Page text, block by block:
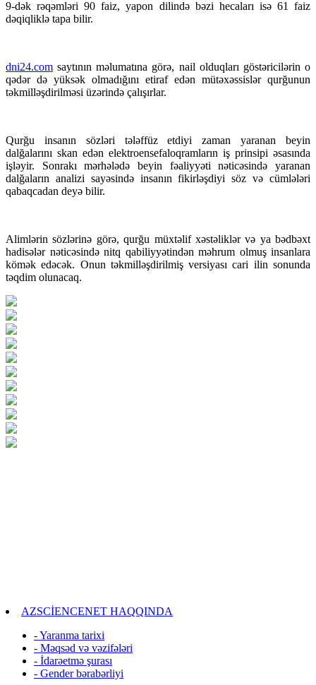
9-dək rəqəmləri 90 faiz, yapon dilində bəzi hecaları isə 61 faiz
dəqiqliklə tapa bilir.
dni24.com saytının məlumatına görə, nail olduqları göstəricilərin o
qədər də yüksək olmadığını etiraf edən mütəxəssislər qurğunun
təkmilləşdirilməsi üzərində çalışırlar.
Qurğu insanın sözləri tələffüz etdiyi zaman yaranan beyin
dalğalarını skan edən elektroensefaloqramların iş prinsipi əsasında
işləyir. Sonrakı mərhələdə beyin fəaliyyəti nəticəsində yaranan
dalğaların analizi sayəsində insanın fikirləşdiyi söz və cümlələri
qabaqcadan deyə bilir.
Alimlərin sözlərinə görə, qurğu müxtəlif xəstəliklər və ya bədbəxt
hadisələr nəticəsində nitq qabiliyyətindən məhrum olmuş insanlara
kömək edəcək. Onun təkmilləşdirilmiş versiyası cari ilin sonunda
təqdim olunacaq.
AZSCİENCENET HAQQINDA
- Yaranma tarixi
- Məqsəd və vəzifələri
- İdarəetmə şurası
- Gender bərabərliyi